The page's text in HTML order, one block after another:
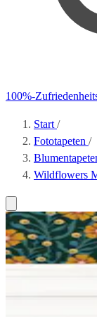
100%-
Start /
Fototapeten /
Wildflowers